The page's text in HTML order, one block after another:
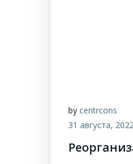
by centrcons
31 августа,